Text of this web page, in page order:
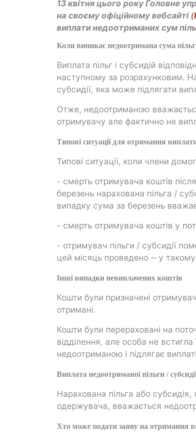
13 квітня цього року Головне
на своєму офіційному вебсайті (
виплати недоотриманих сум
Коли виникає недоотримана сума
Виплата пільг і субсидій
наступному за розрахунковим.
субсидії, яка може підлягати
Отже, недоотриманою
отримувачу але фактично не
Типові ситуації для отримання
Типові ситуації, коли члени
- смерть отримувача коштів
березень нарахована пільга /
випадку сума за березень
- смерть отримувача коштів у
- отримувач пільги / субсидії
цей місяць проведено ‒ у
Інші випадки невиплачених коштів
Кошти були призначені
отримані.
Кошти були перераховані на
відділення, але особа не
недоотриманою і підлягає
Виплата недоотриманої пільги /
Нарахована пільга або
одержувача, вважається
Хто може подати заяву на отримання